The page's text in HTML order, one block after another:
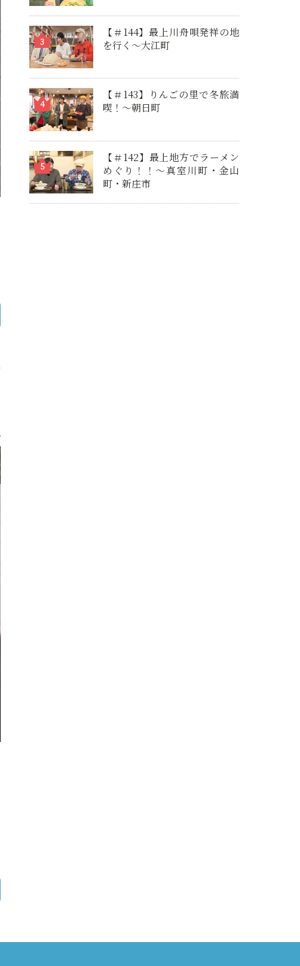
【＃144】最上川舟唄発祥の地
を行く～大江町
【＃143】りんごの里で冬旅満
喫！～朝日町
【＃142】最上地方でラーメン
めぐり！！～真室川町・金山
町・新庄市